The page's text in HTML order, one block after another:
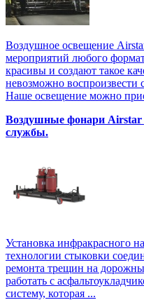
Воздушное освещение
мероприятий любого
красивы и создают такое
невозможно
Наше освещение можно
Воздушные фонари Airstar
службы.
Установка инфракрасного
технологии стыковки
ремонта трещин на
работать с
систему, которая ...